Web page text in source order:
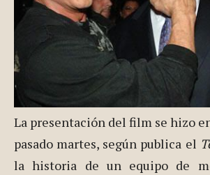
La presentación del film se hizo
pasado martes, según publica el
la historia de un equipo de